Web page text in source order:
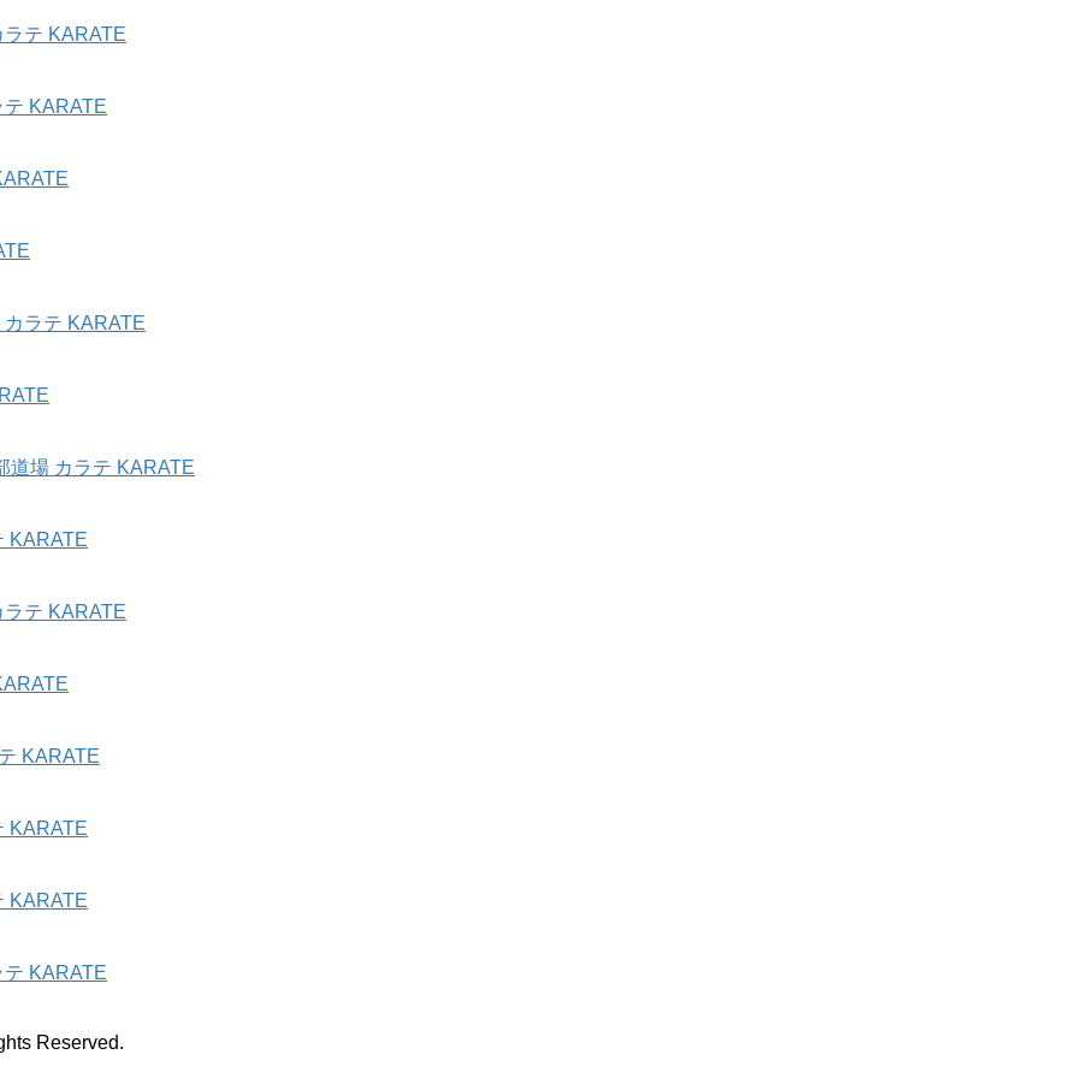
テ KARATE
KARATE
ラテ KARATE
道場 カラテ KARATE
KARATE
テ KARATE
KARATE
KARATE
KARATE
KARATE
Reserved.